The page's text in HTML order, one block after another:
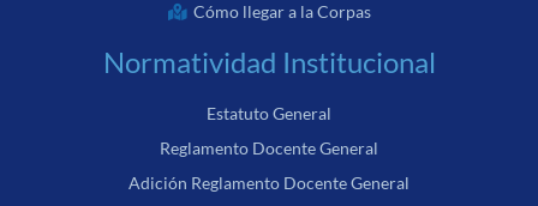
Cómo llegar a la Corpas
Normatividad Institucional
Estatuto General
Reglamento Docente General
Adición Reglamento Docente General